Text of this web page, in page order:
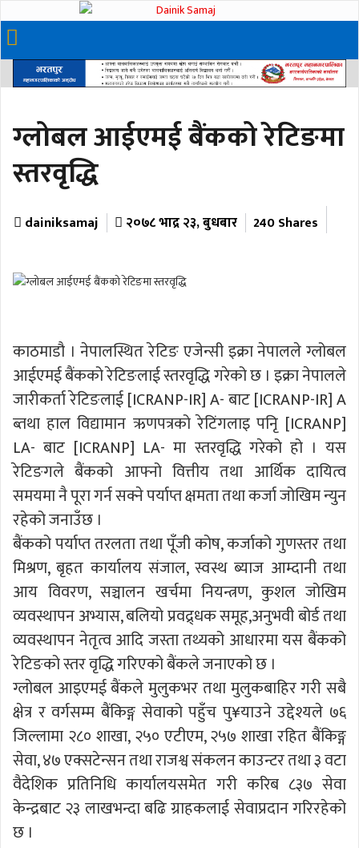
ग्लोबल आईएमई बैंकको रेटिङमा
स्तरवृद्धि
dainiksamaj २०७८ भाद्र २३, बुधबार 240 Shares
काठमाडौ । नेपालस्थित रेटिङ एजेन्सी इक्रा नेपालले ग्लोबल
आईएमई बैंकको रेटिङलाई स्तरवृद्धि गरेको छ । इक्रा नेपालले
जारीकर्ता रेटिङलाई [ICRANP-IR] A- बाट [ICRANP-IR] A
ब्तथा हाल विद्यामान ऋणपत्रको रेटिंगलाइ पनिृ [ICRANP]
LA- बाट [ICRANP] LA- मा स्तरवृद्धि गरेको हो । यस
रेटिङगले बैंकको आफ्नो वित्तीय तथा आर्थिक दायित्व
समयमा नै पूरा गर्न सक्ने पर्याप्त क्षमता तथा कर्जा जोखिम न्युन
रहेको जनाउँछ ।
बैंकको पर्याप्त तरलता तथा पूँजी कोष, कर्जाको गुणस्तर तथा
मिश्रण, बृहत कार्यालय संजाल, स्वस्थ ब्याज आम्दानी तथा
आय विवरण, सञ्चालन खर्चमा नियन्त्रण, कुशल जोखिम
व्यवस्थापन अभ्यास, बलियो प्रवद्र्धक समूह,अनुभवी बोर्ड तथा
व्यवस्थापन नेतृत्व आदि जस्ता तथ्यको आधारमा यस बैंकको
रेटिङको स्तर वृद्धि गरिएको बैंकले जनाएको छ ।
ग्लोबल आइएमई बैंकले मुलुकभर तथा मुलुकबाहिर गरी सबै
क्षेत्र र वर्गसम्म बैंकिङ्ग सेवाको पहुँच पु¥याउने उद्देश्यले ७६
जिल्लामा २८० शाखा, २५० एटीएम, २५७ शाखा रहित बैंकिङ्ग
सेवा, ४७ एक्सटेन्सन तथा राजश्व संकलन काउन्टर तथा ३ वटा
वैदेशिक प्रतिनिधि कार्यालयसमेत गरी करिब ८३७ सेवा
केन्द्रबाट २३ लाखभन्दा बढि ग्राहकलाई सेवाप्रदान गरिरहेको
छ ।